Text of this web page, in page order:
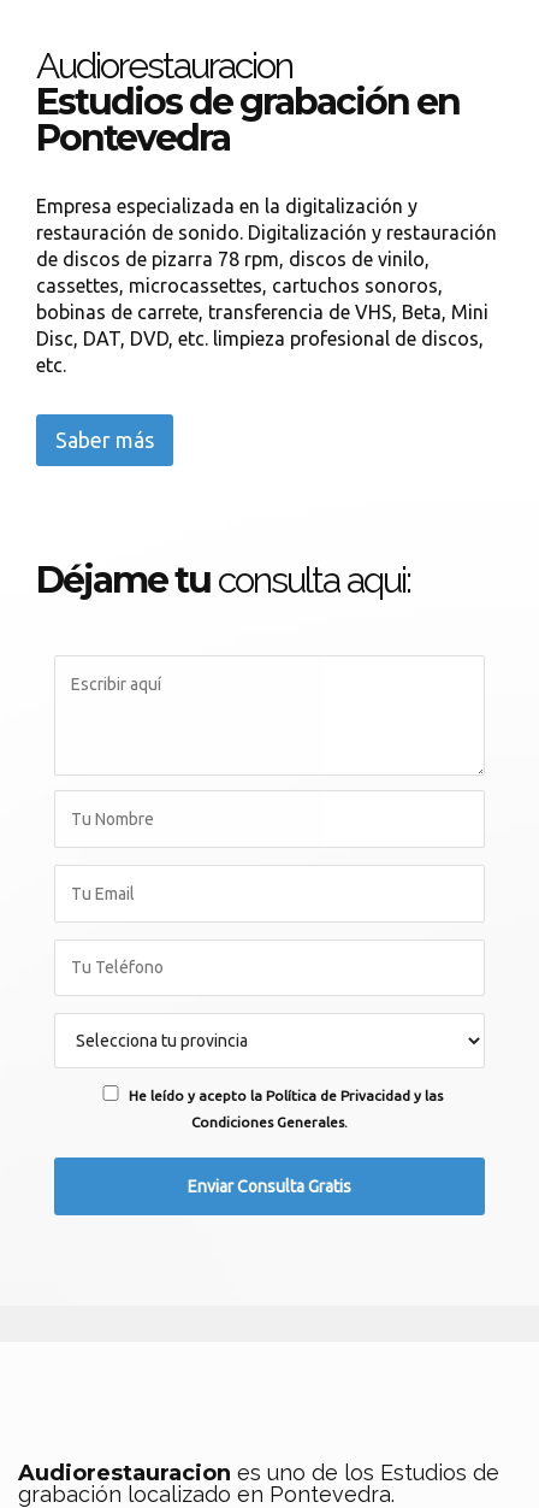
Audiorestauracion
Estudios de grabación en
Pontevedra
Empresa especializada en la digitalización y
restauración de sonido. Digitalización y restauración
de discos de pizarra 78 rpm, discos de vinilo,
cassettes, microcassettes, cartuchos sonoros,
bobinas de carrete, transferencia de VHS, Beta, Mini
Disc, DAT, DVD, etc. limpieza profesional de discos,
etc.
Saber más
Déjame tu consulta aqui:
He leído y acepto la Política de Privacidad y las
Condiciones Generales.
Audiorestauracion es uno de los Estudios de
grabación localizado en Pontevedra.